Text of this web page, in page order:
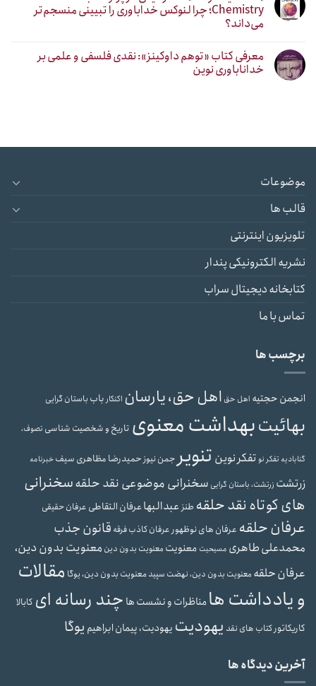
Chemistry؛ چرا لنوکس خداباوری را تبیینی منسجم‌تر
می‌داند؟
معرفی کتاب «توهم داوکینز»: نقدی فلسفی و علمی بر
خداناباوری نوین
موضوعات
قالب ها
تلویزیون اینترنتی
نشریه الکترونیکی پندار
کتابخانه دیجیتال سراب
تماس با ما
برچسب ها
انجمن حجتیه اهل حق اهل حق، یارسان اکنکارباب باستان گرایی
بهائیتبهداشت معنوی تاریخ و شخصیت شناسی تصوف،
گنابادیه تفکر نوتفکر نوین تنویر جمن نیوزحمیدرضا مظاهری سیفخبرنامه
زرتشت زرتشت، باستان گرایی سخنرانی موضوعی نقد حلقهسخنرانی
های کوتاه نقد حلقه طنزعبدالبهاعرفان التقاطی عرفان حقیقی
عرفان حلقه عرفان های نوظهور عرفان کاذبفرقه قانون جذب
محمدعلی طاهری مسیحیت معنویت معنویت بدون دین معنویت بدون دین،
عرفان حلقه معنویت بدون دین، نهضت سپیدمعنویت بدون دین، یوگا مقالات
و یادداشت هامناظرات و نشست ها چند رسانه ای کابالا
کاریکاتور کتاب های نقد یهودیت یهودیت، پیمان ابراهیم یوگا
آخرین دیدگاه ها